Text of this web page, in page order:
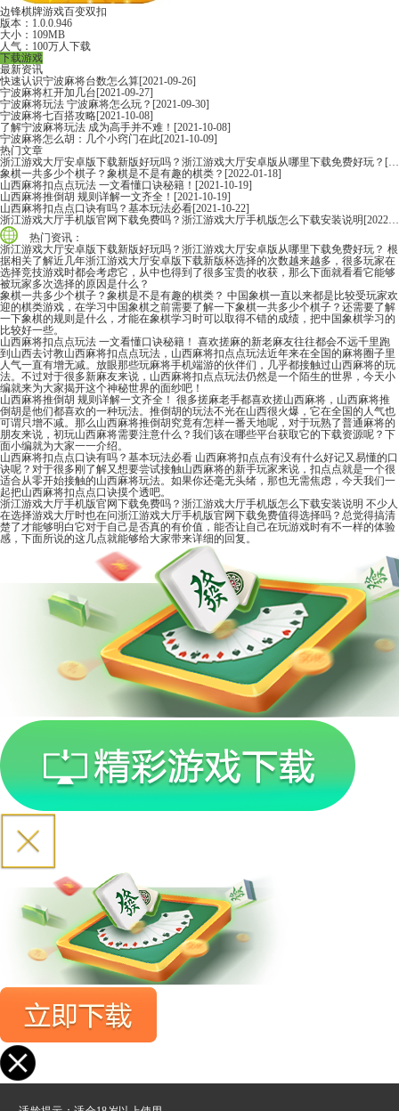
边锋棋牌游戏百变双扣
版本：1.0.0.946
大小：109MB
人气：100万人下载
下载游戏
最新资讯
快速认识宁波麻将台数怎么算[2021-09-26]
宁波麻将杠开加几台[2021-09-27]
宁波麻将玩法 宁波麻将怎么玩？ [2021-09-30]
宁波麻将七百搭攻略[2021-10-08]
了解宁波麻将玩法 成为高手并不难！ [2021-10-08]
宁波麻将怎么胡：几个小窍门在此[2021-10-09]
热门文章
浙江游戏大厅安卓版下载新版好玩吗？浙江游戏大厅安卓版从哪里下载免费好玩？ [2022-06-16]
象棋一共多少个棋子？象棋是不是有趣的棋类？ [2022-01-18]
山西麻将扣点点玩法 一文看懂口诀秘籍！ [2021-10-19]
山西麻将推倒胡 规则详解一文齐全！ [2021-10-19]
山西麻将扣点点口诀有吗？基本玩法必看[2021-10-22]
浙江游戏大厅手机版官网下载免费吗？浙江游戏大厅手机版怎么下载安装说明 [2022-06-16]
热门资讯：
浙江游戏大厅安卓版下载新版好玩吗？浙江游戏大厅安卓版从哪里下载免费好玩？ 根
据相关了解近几年浙江游戏大厅安卓版下载新版杯选择的次数越来越多，很多玩家在
选择竞技游戏时都会考虑它，从中也得到了很多宝贵的收获，那么下面就看看它能够
被玩家多次选择的原因是什么？
象棋一共多少个棋子？象棋是不是有趣的棋类？ 中国象棋一直以来都是比较受玩家欢
迎的棋类游戏，在学习中国象棋之前需要了解一下象棋一共多少个棋子？还需要了解
一下象棋的规则是什么，才能在象棋学习时可以取得不错的成绩，把中国象棋学习的
比较好一些。
山西麻将扣点点玩法 一文看懂口诀秘籍！ 喜欢搓麻的新老麻友往往都会不远千里跑
到山西去讨教山西麻将扣点点玩法，山西麻将扣点点玩法近年来在全国的麻将圈子里
人气一直有增无减。放眼那些玩麻将手机端游的伙伴们，几乎都接触过山西麻将的玩
法。不过对于很多新麻友来说，山西麻将扣点点玩法仍然是一个陌生的世界，今天小
编就来为大家揭开这个神秘世界的面纱吧！
山西麻将推倒胡 规则详解一文齐全！ 很多搓麻老手都喜欢搓山西麻将，山西麻将推
倒胡是他们都喜欢的一种玩法。推倒胡的玩法不光在山西很火爆，它在全国的人气也
可谓只增不减。那么山西麻将推倒胡究竟有怎样一番天地呢，对于玩熟了普通麻将的
朋友来说，初玩山西麻将需要注意什么？我们该在哪些平台获取它的下载资源呢？下
面小编就为大家一一介绍。
山西麻将扣点点口诀有吗？基本玩法必看 山西麻将扣点点有没有什么好记又易懂的口
诀呢？对于很多刚了解又想要尝试接触山西麻将的新手玩家来说，扣点点就是一个很
适合从零开始接触的山西麻将玩法。如果你还毫无头绪，那也无需焦虑，今天我们一
起把山西麻将扣点点口诀摸个透吧。
浙江游戏大厅手机版官网下载免费吗？浙江游戏大厅手机版怎么下载安装说明 不少人
在选择游戏大厅时也在问浙江游戏大厅手机版官网下载免费值得选择吗？总觉得搞清
楚了才能够明白它对于自己是否真的有价值，能否让自己在玩游戏时有不一样的体验
感，下面所说的这几点就能够给大家带来详细的回复。